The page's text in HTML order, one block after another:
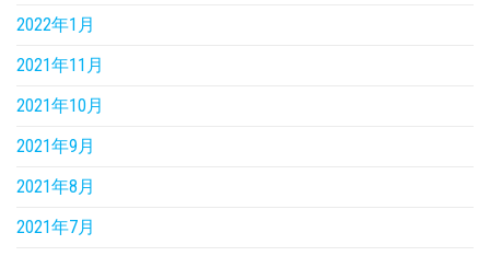
2022年1月
2021年11月
2021年10月
2021年9月
2021年8月
2021年7月